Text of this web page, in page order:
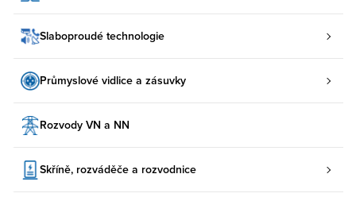
Slaboproudé technologie
Průmyslové vidlice a zásuvky
Rozvody VN a NN
Skříně, rozváděče a rozvodnice